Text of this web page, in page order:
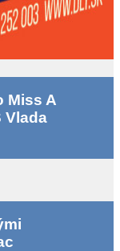
Miss A
Vlada